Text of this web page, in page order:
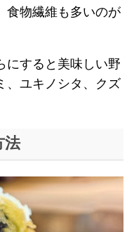
食物繊維も多いのが
にすると美味しい野
、ユキノシタ、クズ
法